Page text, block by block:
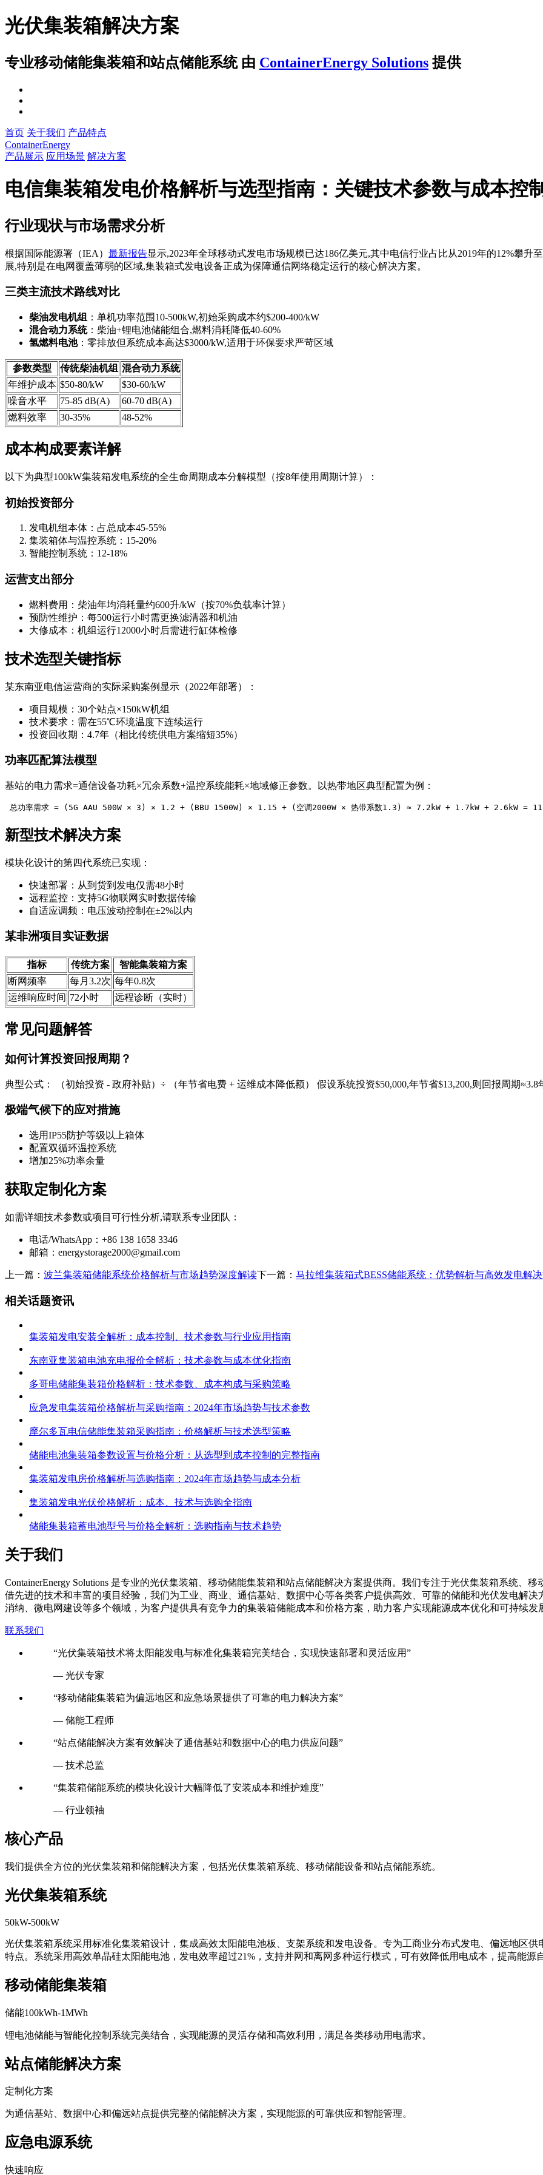
光伏集装箱解决方案
专业移动储能集装箱和站点储能系统 由 ContainerEnergy Solutions 提供
首页 关于我们 产品特点
ContainerEnergy
产品展示 应用场景 解决方案
电信集装箱发电价格解析与选型指南：关键技术参数与成本控
行业现状与市场需求分析
根据国际能源署（IEA） 最新报告显示,2023年全球移动式发电市场规模已达186亿美元,其中电信行业占比从2019年的12%攀
展,特别是在电网覆盖薄弱的区域,集装箱式发电设备正成为保障通信网络稳定运行的核心解决方案。
三类主流技术路线对比
柴油发电机组 ：单机功率范围10-500kW,初始采购成本约$200-400/kW
混合动力系统：柴油+锂电池储能组合,燃料消耗降低40-60%
氢燃料电池：零排放但系统成本高达$3000/kW,适用于环保要求严苛区域
参数类型 传统柴油机组 混合动力系统
年维护成本 $50-80/kW
$30-60/kW
噪音水平
75-85 dB(A)
60-70 dB(A)
燃料效率
30-35% 48-52%
成本构成要素详解
以下为典型100kW集装箱发电系统的全生命周期成本分解模型（按8年使用周期计算）：
初始投资部分
发电机组本体：占总成本45-55%
集装箱体与温控系统：15-20%
智能控制系统：12-18%
运营支出部分
燃料费用：柴油年均消耗量约600升/kW（按70%负载率计算）
预防性维护：每500运行小时需更换滤清器和机油
大修成本：机组运行12000小时后需进行缸体检修
技术选型关键指标
某东南亚电信运营商的实际采购案例显示（2022年部署）：
项目规模：30个站点×150kW机组
技术要求：需在55℃环境温度下连续运行
投资回收期：4.7年（相比传统供电方案缩短35%）
功率匹配算法模型
基站的电力需求=通信设备功耗×冗余系数+温控系统能耗×地域修正参数。以热带地区典型配置为例：
总功率需求 = (5G AAU 500W × 3) × 1.2 + (BBU 1500W) × 1.15 + (空调2000W × 热带系数1.3) ≈ 7.2kW + 1.7kW + 2.6kW =
新型技术解决方案
模块化设计的第四代系统已实现：
快速部署：从到货到发电仅需48小时
远程监控：支持5G物联网实时数据传输
自适应调频：电压波动控制在±2%以内
某非洲项目实证数据
指标 传统方案
智能集装箱方案
断网频率
每月3.2次 每年0.8次
运维响应时间 72小时 远程诊断（实时）
常见问题解答
如何计算投资回报周期？
典型公式： （初始投资 - 政府补贴）÷ （年节省电费 + 运维成本降低额） 假设系统投资$50,000,年节省$13,200,则回报周期≈3.8
极端气候下的应对措施
选用IP55防护等级以上箱体
配置双循环温控系统
增加25%功率余量
获取定制化方案
如需详细技术参数或项目可行性分析,请联系专业团队：
电话/WhatsApp：+86 138 1658 3346
邮箱： energystorage2000@gmail.com
上一篇： 波兰集装箱储能系统价格解析与市场趋势深度解读下一篇： 马拉维集装箱式BESS储能系统：优势解析与高效发电解
相关话题资讯
集装箱发电安装全解析：成本控制、技术参数与行业应用指南
东南亚集装箱电池充电报价全解析：技术参数与成本优化指南
多哥电储能集装箱价格解析：技术参数、成本构成与采购策略
应急发电集装箱价格解析与采购指南：2024年市场趋势与技术参数
摩尔多瓦电信储能集装箱采购指南：价格解析与技术选型策略
储能电池集装箱参数设置与价格分析：从选型到成本控制的完整指南
集装箱发电房价格解析与选购指南：2024年市场趋势与成本分析
集装箱发电光伏价格解析：成本、技术与选购全指南
储能集装箱蓄电池型号与价格全解析：选购指南与技术趋势
关于我们
ContainerEnergy Solutions 是专业的光伏集装箱、移动储能集装箱和站点储能解决方案提供商。我们专注于光伏集装箱系统、
借先进的技术和丰富的项目经验，我们为工业、商业、通信基站、数据中心等各类客户提供高效、可靠的储能和光伏发电解
消纳、微电网建设等多个领域，为客户提供具有竞争力的集装箱储能成本和价格方案，助力客户实现能源成本优化和可持续发
联系我们
“光伏集装箱技术将太阳能发电与标准化集装箱完美结合，实现快速部署和灵活应用”
— 光伏专家
“移动储能集装箱为偏远地区和应急场景提供了可靠的电力解决方案”
— 储能工程师
“站点储能解决方案有效解决了通信基站和数据中心的电力供应问题”
— 技术总监
“集装箱储能系统的模块化设计大幅降低了安装成本和维护难度”
— 行业领袖
核心产品
我们提供全方位的光伏集装箱和储能解决方案，包括光伏集装箱系统、移动储能设备和站点储能系统。
光伏集装箱系统
50kW-500kW
光伏集装箱系统采用标准化集装箱设计，集成高效太阳能电池板、支架系统和发电设备。专为工商业分布式发电、偏远地区
特点。系统采用高效单晶硅太阳能电池，发电效率超过21%，支持并网和离网多种运行模式，可有效降低用电成本，提高能源
移动储能集装箱
储能100kWh-1MWh
锂电池储能与智能化控制系统完美结合，实现能源的灵活存储和高效利用，满足各类移动用电需求。
站点储能解决方案
定制化方案
为通信基站、数据中心和偏远站点提供完整的储能解决方案，实现能源的可靠供应和智能管理。
应急电源系统
快速响应